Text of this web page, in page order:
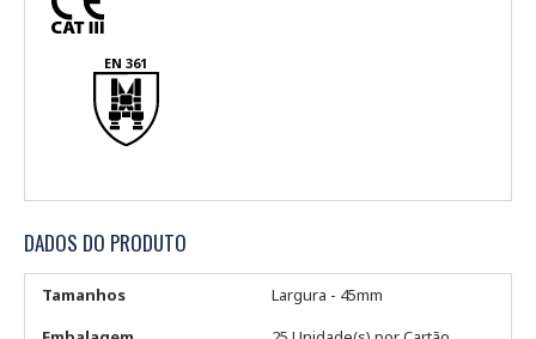
EN 361
DADOS DO PRODUTO
Tamanhos
Largura - 45mm